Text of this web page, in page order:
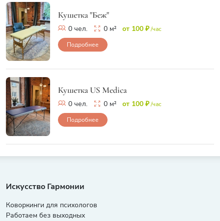
Кушетка "Беж"
0 чел. 0 м² от 100 ₽/час
Подробнее
Кушетка US Medica
0 чел. 0 м² от 100 ₽/час
Подробнее
Искусство Гармонии
Коворкинги для психологов
Работаем без выходных